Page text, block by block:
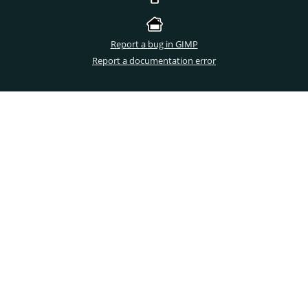
Report a bug in GIMP
Report a documentation error